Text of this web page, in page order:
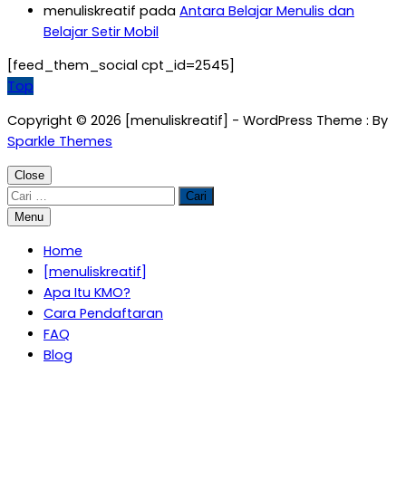
menuliskreatif pada Antara Belajar Menulis dan
Belajar Setir Mobil
[feed_them_social cpt_id=2545]
Top
Copyright © 2026 [menuliskreatif] - WordPress Theme : By
Sparkle Themes
Close
Cari
untuk:
Menu
Home
[menuliskreatif]
Apa Itu KMO?
Cara Pendaftaran
FAQ
Blog